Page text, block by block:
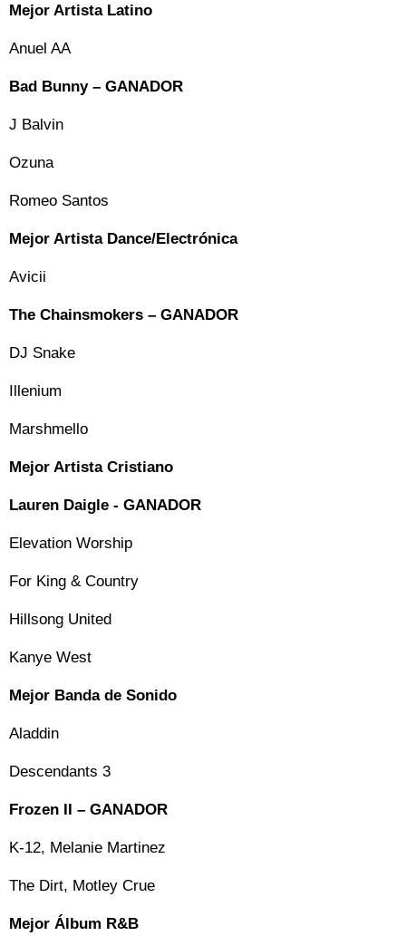
Mejor Artista Latino
Anuel AA
Bad Bunny – GANADOR
J Balvin
Ozuna
Romeo Santos
Mejor Artista Dance/Electrónica
Avicii
The Chainsmokers – GANADOR
DJ Snake
Illenium
Marshmello
Mejor Artista Cristiano
Lauren Daigle - GANADOR
Elevation Worship
For King & Country
Hillsong United
Kanye West
Mejor Banda de Sonido
Aladdin
Descendants 3
Frozen II – GANADOR
K-12, Melanie Martinez
The Dirt, Motley Crue
Mejor Álbum R&B